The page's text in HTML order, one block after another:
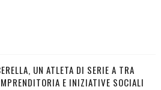
UN ATLETA DI SERIE A TRA
E INIZIATIVE SOCIALI